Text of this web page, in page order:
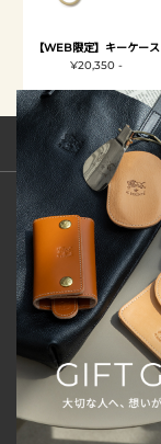
【WEB限定】キーケース
¥20,350 -
新規会員登録
ご利用ガイド
特定商取引法
お問い合わせ
販売スタッフ中途採用